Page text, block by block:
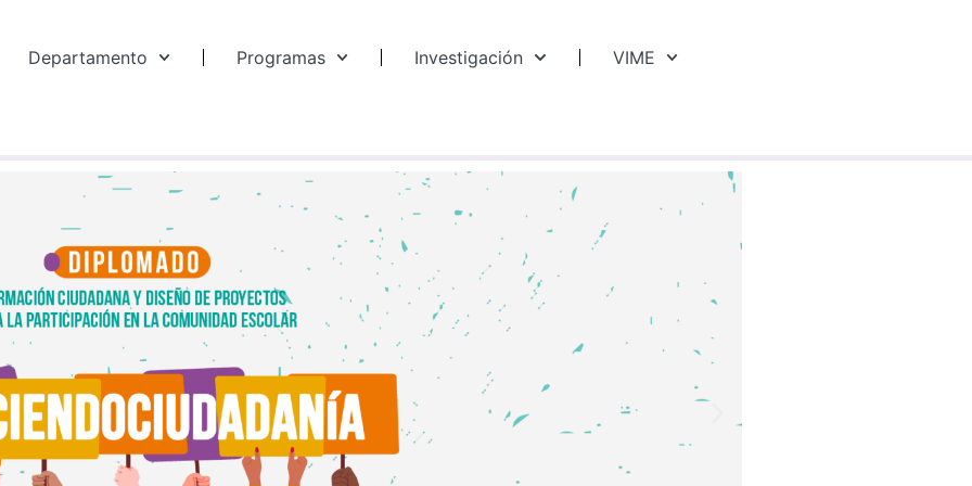
Departamento Programas Investigación VIME